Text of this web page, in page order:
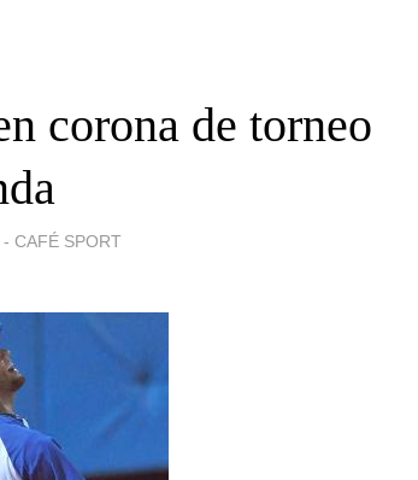
corona de torneo
- CAFÉ SPORT